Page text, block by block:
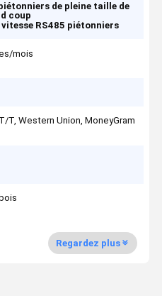
de pleine taille de
coup
vitesse RS485 piétonniers
mois
T, Western Union, MoneyGram
Regardez plus